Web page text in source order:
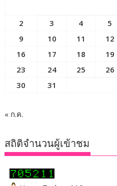
2
3 4 5
9
10 11 12
16
17 18 19
23
24 25 26
30
31
« ก.ค.
สถิติจำนวนผู้เข้าชม